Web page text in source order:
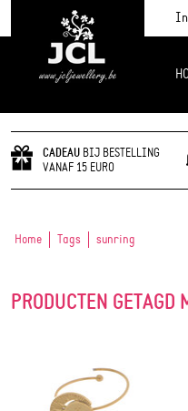
CADEAU BIJ BESTELLING
VANAF 15 EURO
Home Tags sunring
PRODUCTEN GETAGD